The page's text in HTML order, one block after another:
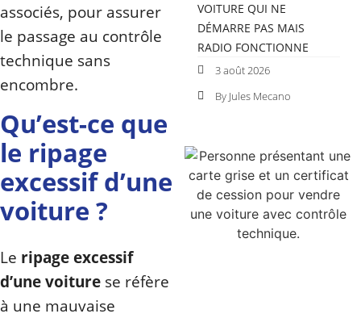
associés, pour assurer
le passage au contrôle
technique sans
encombre.
Qu’est-ce que
le ripage
excessif d’une
voiture ?
Le ripage excessif
d’une voiture se réfère
à une mauvaise
VOITURE QUI NE
DÉMARRE PAS MAIS
RADIO FONCTIONNE
3 août 2026
By Jules Mecano